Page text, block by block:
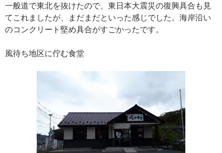
一般道で東北を抜けたので、東日本大震災の復興具合も見
てこれましたが、まだまだといった感じでした。海岸沿い
のコンクリート堅め具合がすごかったです。
風待ち地区に佇む食堂